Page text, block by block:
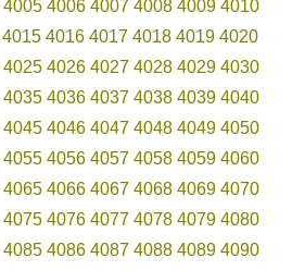
4005 4006 4007 4008 4009 4010
4015 4016 4017 4018 4019 4020
4025 4026 4027 4028 4029 4030
4035 4036 4037 4038 4039 4040
4045 4046 4047 4048 4049 4050
4055 4056 4057 4058 4059 4060
4065 4066 4067 4068 4069 4070
4075 4076 4077 4078 4079 4080
4085 4086 4087 4088 4089 4090